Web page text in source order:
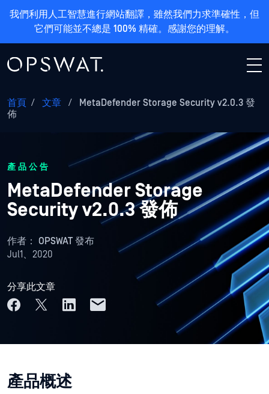
我們利用人工智慧進行網站翻譯，雖然我們力求準確性，但
它們可能並不總是 100% 精確。感謝您的理解。
首頁 / 文章 /
MetaDefender Storage Security v2.0.3 發
佈
產品公告
MetaDefender Storage
Security v2.0.3 發佈
作者： OPSWAT 發布
Jul1、2020
分享此文章
產品概述